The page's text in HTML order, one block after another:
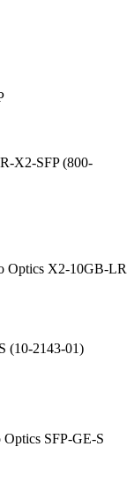
X2-SFP (800-
Optics X2-10GB-LR
(10-2143-01)
SFP-GE-S